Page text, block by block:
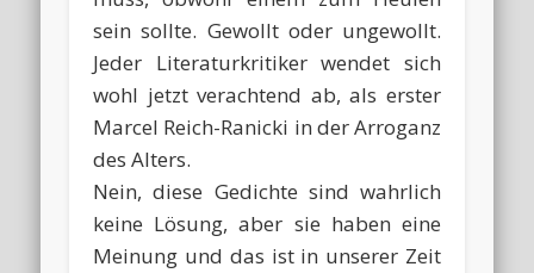
sein sollte. Gewollt oder ungewollt.
Jeder Literaturkritiker wendet sich
wohl jetzt verachtend ab, als erster
Marcel Reich-Ranicki in der Arroganz
des Alters.
Nein, diese Gedichte sind wahrlich
keine Lösung, aber sie haben eine
Meinung und das ist in unserer Zeit